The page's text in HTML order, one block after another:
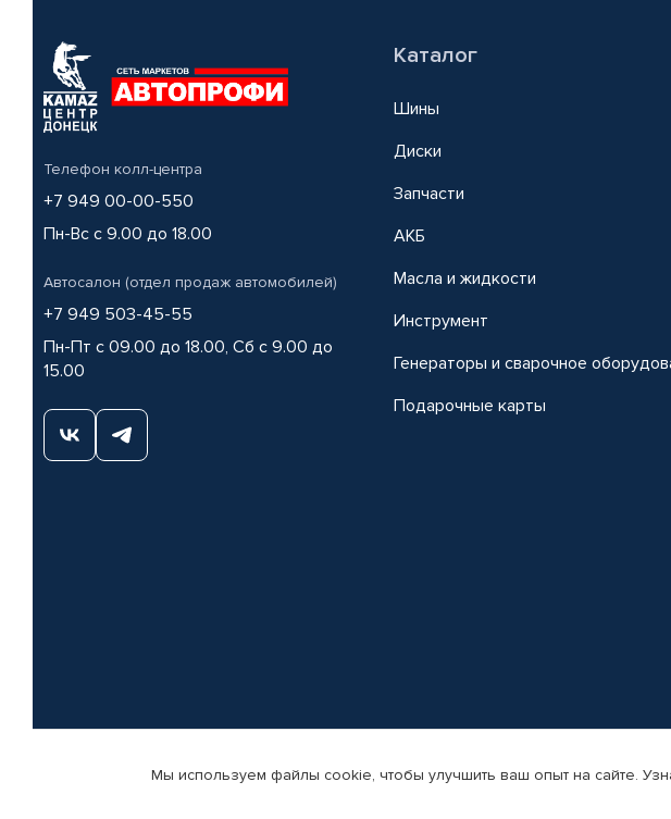
Телефон колл-центра
+7 949 00-00-550
Пн-Вс с 9.00 до 18.00
Автосалон (отдел продаж автомобилей)
+7 949 503-45-55
Пн-Пт с 09.00 до 18.00, Сб с 9.00 до
15.00
Каталог
Шины
Диски
Запчасти
АКБ
Масла и жидкости
Инструмент
Генераторы и сварочное
Подарочные карты
© КАМАЗ ЦЕНТР ДОНЕЦК, 2015-2026. Все права защищены. Интернет-магазин автомобильных
Мы используем файлы cookie, чтобы улучшить ваш опыт на сайте.